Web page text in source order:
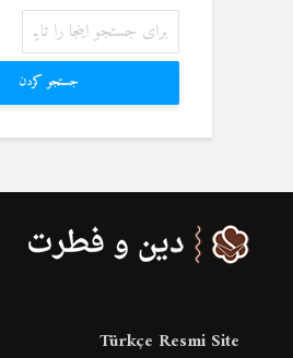
جستجو کردن
Türkçe Resmi Site